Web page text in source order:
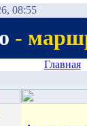
08:55
-
Главная